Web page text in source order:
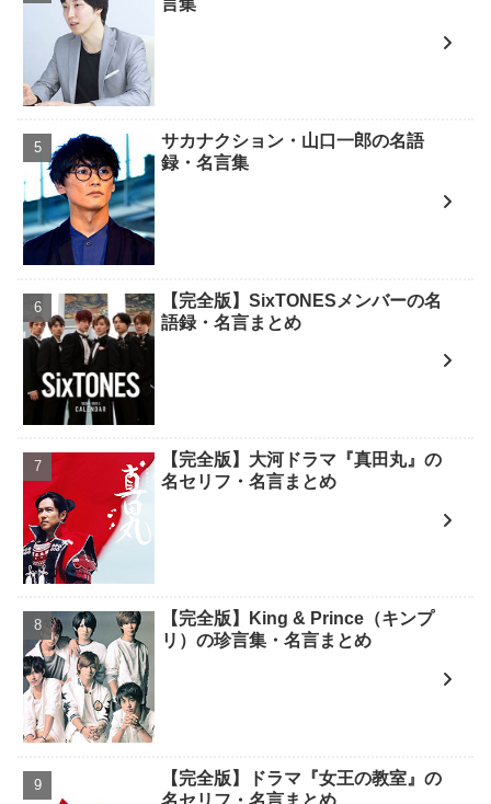
サカナクション・山口一郎の名語
録・名言集
【完全版】SixTONESメンバーの名
語録・名言まとめ
【完全版】大河ドラマ『真田丸』の
名セリフ・名言まとめ
【完全版】King & Prince（キンプ
リ）の珍言集・名言まとめ
【完全版】ドラマ『女王の教室』の
名セリフ・名言まとめ